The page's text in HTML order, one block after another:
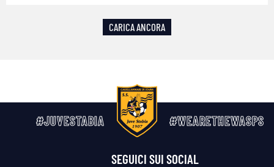
CARICA ANCORA
#JUVESTABIA #WEARETHEWASPS
SEGUICI SUI SOCIAL